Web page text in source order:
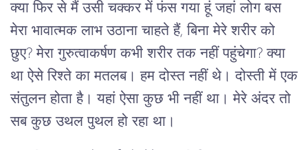
क्या फिर से मैं उसी चक्कर में फंस गया हूं जहां लोग बस
मेरा भावात्मक लाभ उठाना चाहते हैं, बिना मेरे शरीर को
छुए? मेरा गुरुत्वाकर्षण कभी शरीर तक नहीं पहुंचेगा? क्या
था ऐसे रिश्ते का मतलब। हम दोस्त नहीं थे। दोस्ती में एक
संतुलन होता है। यहां ऐसा कुछ भी नहीं था। मेरे अंदर तो
सब कुछ उथल पुथल हो रहा था।